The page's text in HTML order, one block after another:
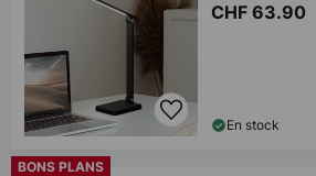
CHF 63.90
En stock
BONS PLANS